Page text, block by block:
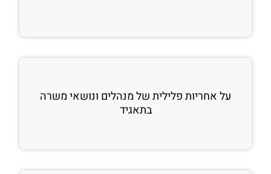
על אחריות פלילית של מנהלים ונושאי משרה
בתאגיד